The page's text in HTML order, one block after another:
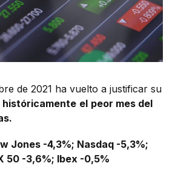
de 2021 ha vuelto a justificar su
históricamente el peor mes del
Jones -4,3%; Nasdaq -5,3%;
50 -3,6%; Ibex -0,5%